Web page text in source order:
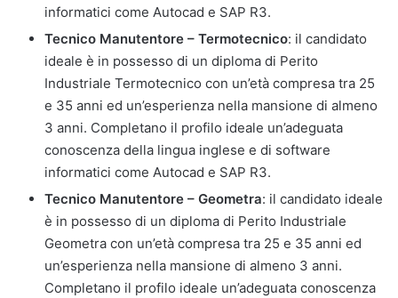
informatici come Autocad e SAP R3.
Tecnico Manutentore – Termotecnico: il candidato
ideale è in possesso di un diploma di Perito
Industriale Termotecnico con un’età compresa tra 25
e 35 anni ed un’esperienza nella mansione di almeno
3 anni. Completano il profilo ideale un’adeguata
conoscenza della lingua inglese e di software
informatici come Autocad e SAP R3.
Tecnico Manutentore – Geometra: il candidato ideale
è in possesso di un diploma di Perito Industriale
Geometra con un’età compresa tra 25 e 35 anni ed
un’esperienza nella mansione di almeno 3 anni.
Completano il profilo ideale un’adeguata conoscenza